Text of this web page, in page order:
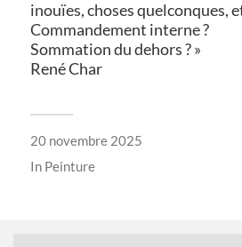
inouïes, choses quelconques,
Commandement interne ?
Sommation du dehors ? »
René Char
20 novembre 2025
In Peinture